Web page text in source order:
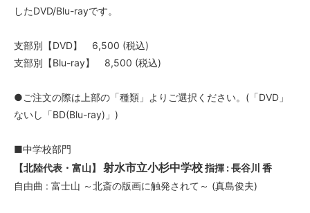
したDVD/Blu-rayです。
支部別【DVD】 6,500 (税込)
支部別【Blu-ray】 8,500 (税込)
●ご注文の際は上部の「種類」よりご選択ください。(「DVD」
ないし「BD(Blu-ray)」)
■中学校部門
【北陸代表・富山】 射水市立小杉中学校指揮 : 長谷川 香
自由曲 : 富士山 ～北斎の版画に触発されて～ (真島俊夫)